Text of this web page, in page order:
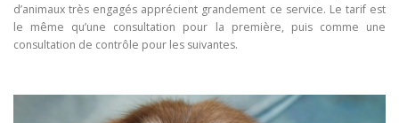
d’animaux très engagés apprécient grandement ce service. Le tarif est
le même qu’une consultation pour la première, puis comme une
consultation de contrôle pour les suivantes.